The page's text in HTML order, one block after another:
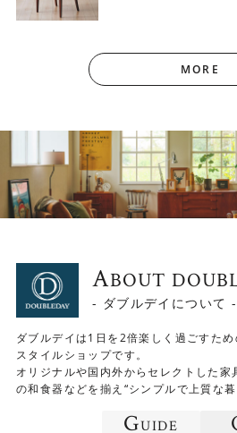
生産国
ク）
材質
チーク材他
幅480×奥行き535×
座面440(mm)
MORE
ABOUT
- ダブルデイについて -
ダブルデイは1日を2倍楽しく過ごすた
スタイルショップです。
オリジナルや国内外からセレクトした家
の和食器などを揃え“シンプルで上質な暮
GUIDE